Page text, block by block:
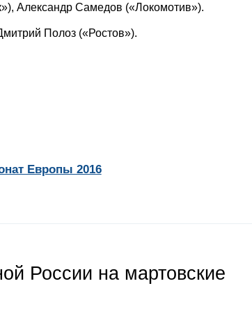
Александр Самедов («Локомотив»).
Полоз («Ростов»).
Европы 2016
России на мартовские